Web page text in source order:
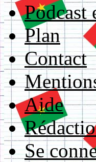
Podcast
Plan
Contact
Aide
Se